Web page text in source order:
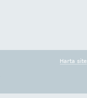
Harta site